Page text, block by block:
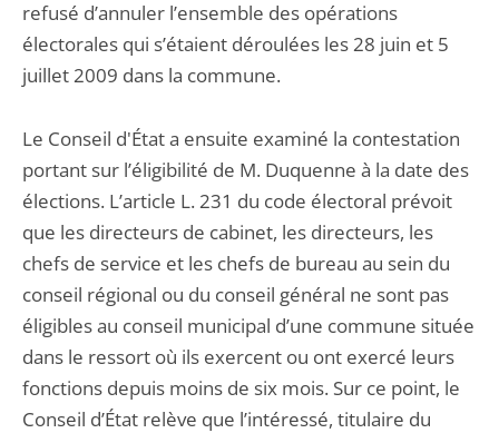
refusé d’annuler l’ensemble des opérations
électorales qui s’étaient déroulées les 28 juin et 5
juillet 2009 dans la commune.
Le Conseil d'État a ensuite examiné la contestation
portant sur l’éligibilité de M. Duquenne à la date des
élections. L’article L. 231 du code électoral prévoit
que les directeurs de cabinet, les directeurs, les
chefs de service et les chefs de bureau au sein du
conseil régional ou du conseil général ne sont pas
éligibles au conseil municipal d’une commune située
dans le ressort où ils exercent ou ont exercé leurs
fonctions depuis moins de six mois. Sur ce point, le
Conseil d’État relève que l’intéressé, titulaire du